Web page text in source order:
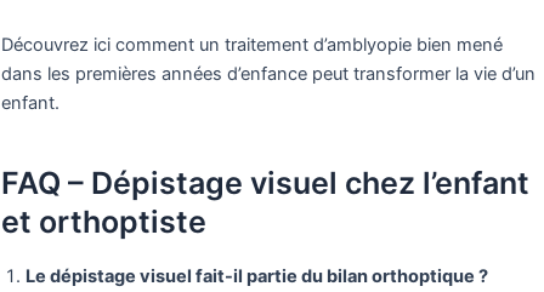
Découvrez ici comment un traitement d’amblyopie bien mené
dans les premières années d’enfance peut transformer la vie d’un
enfant.
FAQ – Dépistage visuel chez l’enfant
et orthoptiste
Le dépistage visuel fait-il partie du bilan orthoptique ?